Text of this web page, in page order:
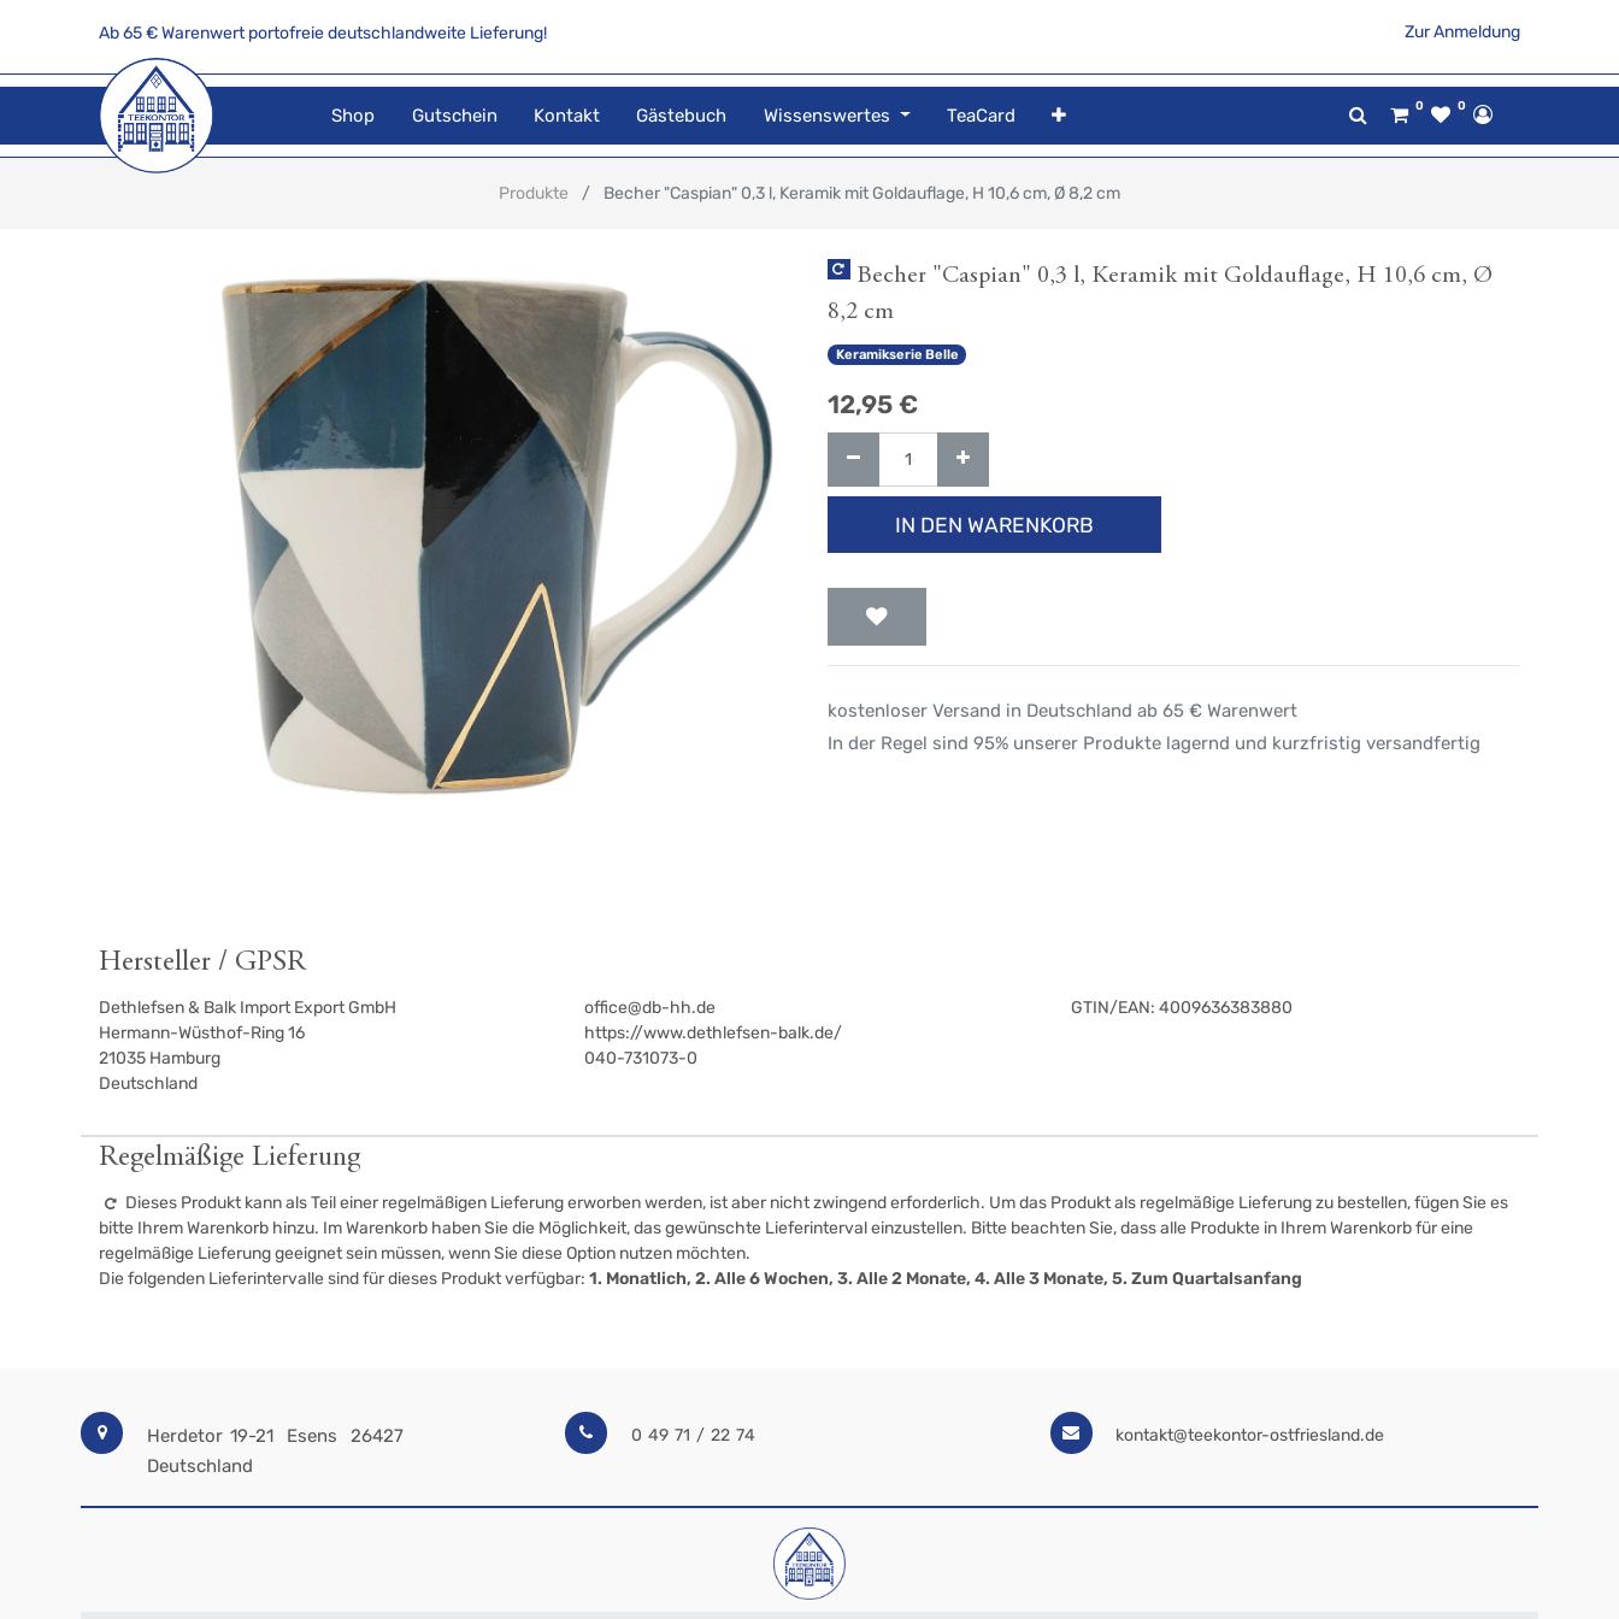
Ab 65 € Warenwert portofreie deutschlandweite Lieferung! Zur Anmeldung
Shop Gutschein Kontakt Gästebuch Wissenswertes TeaCard 0 0
Produkte Becher "Caspian" 0,3 l, Keramik mit Goldauflage, H 10,6 cm, Ø 8,2 cm
Becher "Caspian" 0,3 l, Keramik mit Goldauflage, H 10,6 cm, Ø
8,2 cm
Keramikserie Belle
12,95 €
IN DEN WARENKORB
kostenloser Versand in Deutschland ab 65 € Warenwert
In der Regel sind 95% unserer Produkte lagernd und kurzfristig versandfertig
Hersteller / GPSR
Dethlefsen & Balk Import Export GmbH
Hermann-Wüsthof-Ring 16
21035 Hamburg
Deutschland
office@db-hh.de
https://www.dethlefsen-balk.de/
040-731073-0
GTIN/EAN: 4009636383880
Regelmäßige Lieferung
Dieses Produkt kann als Teil einer regelmäßigen Lieferung erworben werden, ist aber nicht zwingend erforderlich. Um das Produkt als regelmäßige Lieferung zu bestellen, fügen Sie es
bitte Ihrem Warenkorb hinzu. Im Warenkorb haben Sie die Möglichkeit, das gewünschte Lieferinterval einzustellen. Bitte beachten Sie, dass alle Produkte in Ihrem Warenkorb für eine
regelmäßige Lieferung geeignet sein müssen, wenn Sie diese Option nutzen möchten.
Die folgenden Lieferintervalle sind für dieses Produkt verfügbar:1. Monatlich, 2. Alle 6 Wochen, 3. Alle 2 Monate, 4. Alle 3 Monate, 5. Zum Quartalsanfang
Herdetor 19-21 Esens
26427
Deutschland
0 49 71 / 22 74 kontakt@teekontor-ostfriesland.de